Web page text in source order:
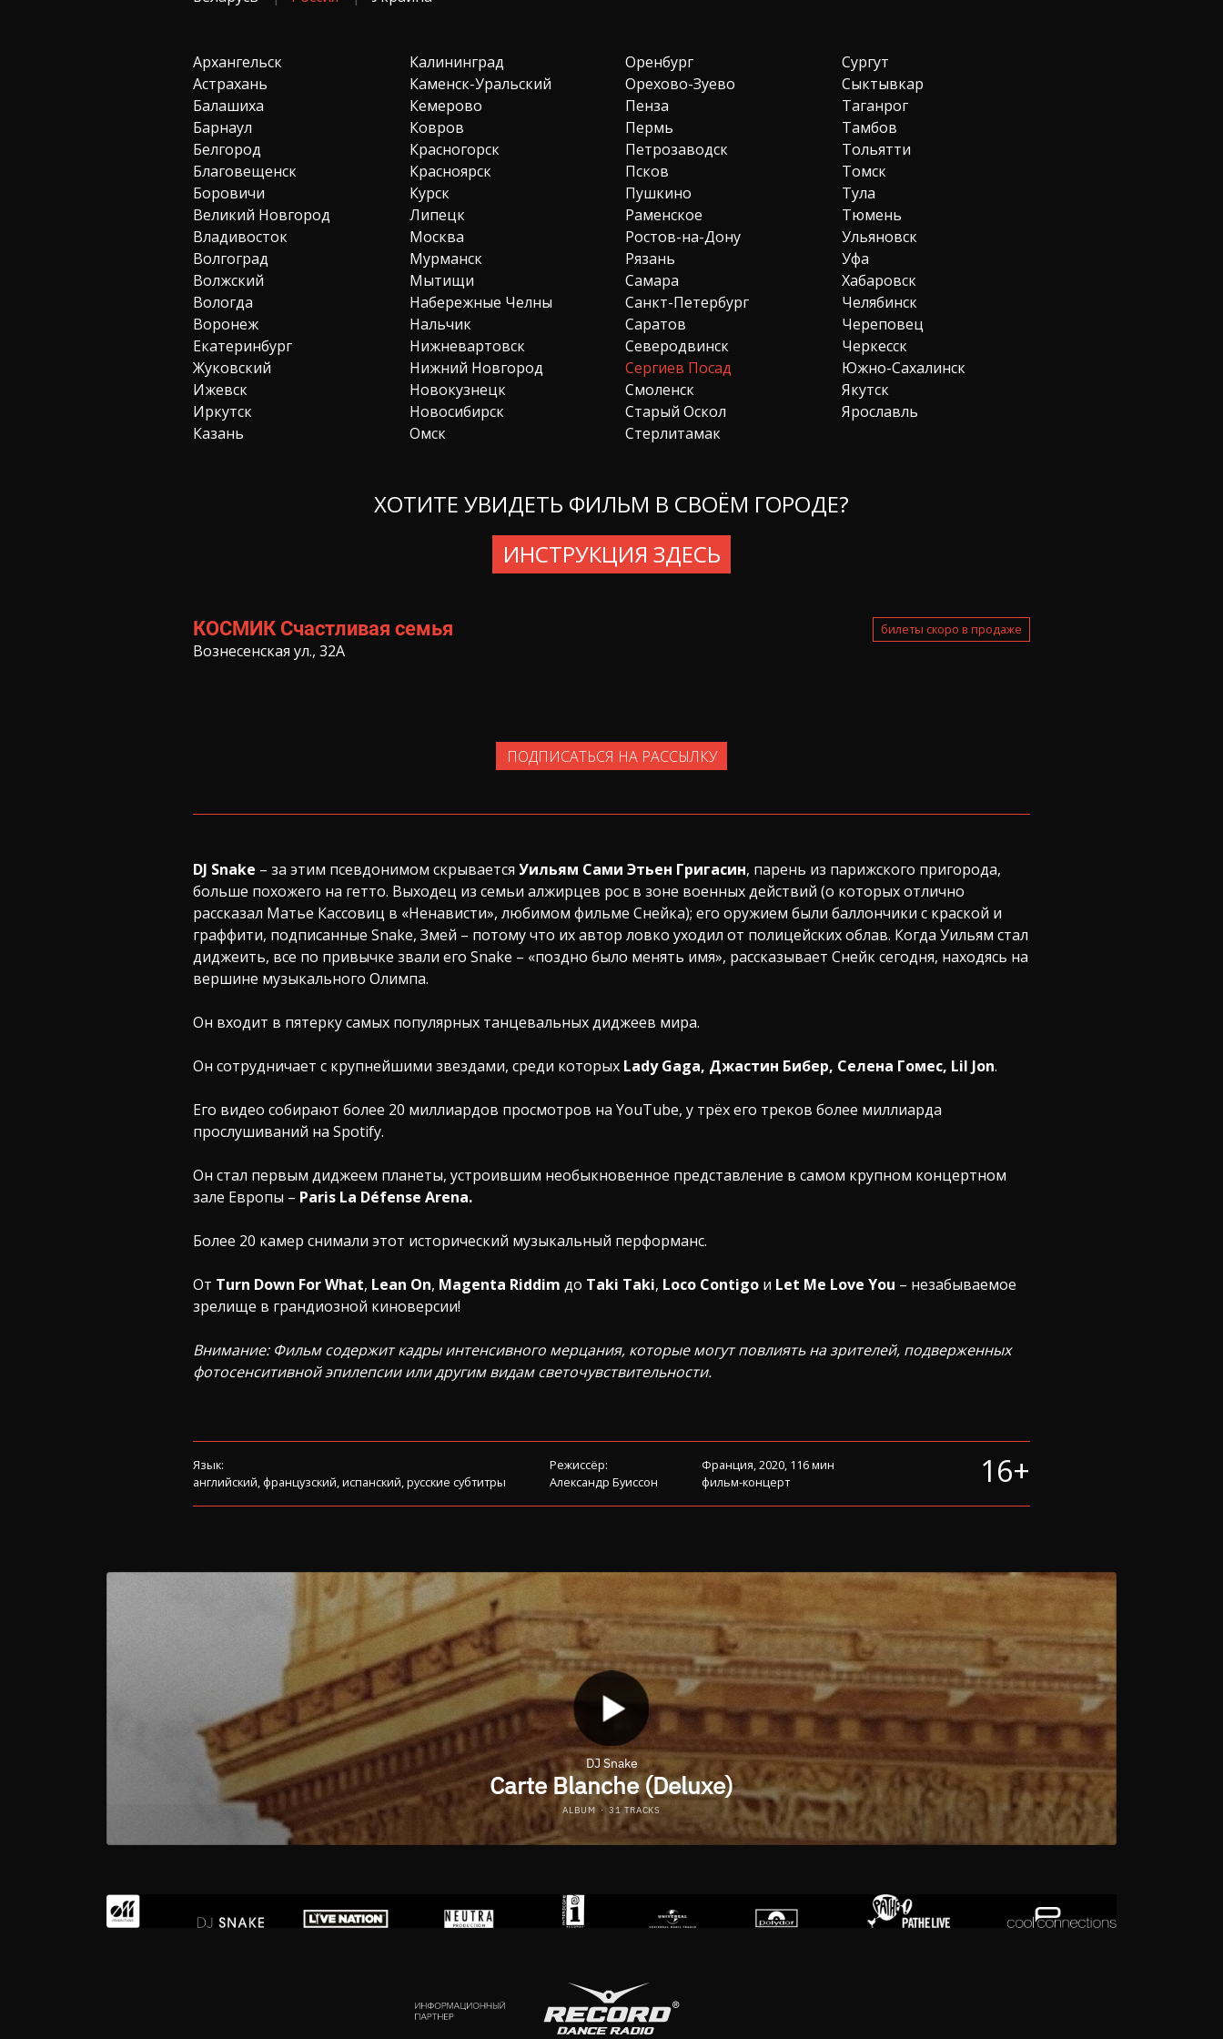
Архангельск
Астрахань
Балашиха
Барнаул
Белгород
Благовещенск
Боровичи
Великий Новгород
Владивосток
Волгоград
Волжский
Вологда
Воронеж
Екатеринбург
Жуковский
Ижевск
Иркутск
Казань
Калининград
Каменск-Уральский
Кемерово
Ковров
Красногорск
Красноярск
Курск
Липецк
Москва
Мурманск
Мытищи
Набережные Челны
Нальчик
Нижневартовск
Нижний Новгород
Новокузнецк
Новосибирск
Омск
Оренбург
Орехово-Зуево
Пенза
Пермь
Петрозаводск
Псков
Пушкино
Раменское
Ростов-на-Дону
Рязань
Самара
Санкт-Петербург
Саратов
Северодвинск
Сергиев Посад
Смоленск
Старый Оскол
Стерлитамак
Сургут
Сыктывкар
Таганрог
Тамбов
Тольятти
Томск
Тула
Тюмень
Ульяновск
Уфа
Хабаровск
Челябинск
Череповец
Черкесск
Южно-Сахалинск
Якутск
Ярославль
ХОТИТЕ УВИДЕТЬ ФИЛЬМ В СВОЁМ ГОРОДЕ?
ИНСТРУКЦИЯ ЗДЕСЬ
КОСМИК Счастливая семья
Вознесенская ул., 32А
билеты скоро в продаже
ПОДПИСАТЬСЯ НА РАССЫЛКУ
DJ Snake – за этим псевдонимом скрывается Уильям Сами Этьен Григасин, парень из парижского пригорода,
больше похожего на гетто. Выходец из семьи алжирцев рос в зоне военных действий (о которых отлично
рассказал Матье Кассовиц в «Ненависти», любимом фильме Снейка); его оружием были баллончики с краской и
граффити, подписанные Snake, Змей – потому что их автор ловко уходил от полицейских облав. Когда Уильям стал
диджеить, все по привычке звали его Snake – «поздно было менять имя», рассказывает Снейк сегодня, находясь на
вершине музыкального Олимпа.
Он входит в пятерку самых популярных танцевальных диджеев мира.
Он сотрудничает с крупнейшими звездами, среди которых Lady Gaga, Джастин Бибер, Селена Гомес, Lil Jon.
Его видео собирают более 20 миллиардов просмотров на YouTube, у трёх его треков более миллиарда
прослушиваний на Spotify.
Он стал первым диджеем планеты, устроившим необыкновенное представление в самом крупном концертном
зале Европы – Paris La Défense Arena.
Более 20 камер снимали этот исторический музыкальный перформанс.
От Turn Down For What, Lean On, Magenta Riddim до Taki Taki, Loco Contigo и Let Me Love You – незабываемое
зрелище в грандиозной киноверсии!
Внимание: Фильм содержит кадры интенсивного мерцания, которые могут повлиять на зрителей, подверженных
фотосенситивной эпилепсии или другим видам светочувствительности.
Язык:
английский, французский, испанский, русские субтитры
Режиссёр:
Александр Буиссон
Франция, 2020, 116 мин
фильм-концерт
16+